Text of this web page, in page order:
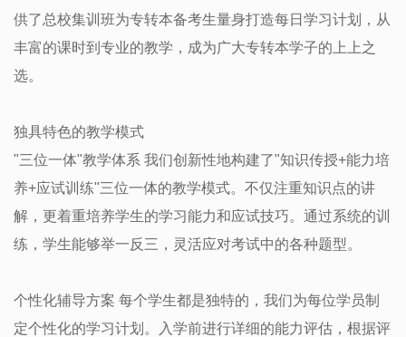
供了总校集训班为专转本备考生量身打造每日学习计划，从
丰富的课时到专业的教学，成为广大专转本学子的上上之
选。
独具特色的教学模式
"三位一体"教学体系 我们创新性地构建了"知识传授+能力培
养+应试训练"三位一体的教学模式。不仅注重知识点的讲
解，更着重培养学生的学习能力和应试技巧。通过系统的训
练，学生能够举一反三，灵活应对考试中的各种题型。
个性化辅导方案 每个学生都是独特的，我们为每位学员制
定个性化的学习计划。入学前进行详细的能力评估，根据评